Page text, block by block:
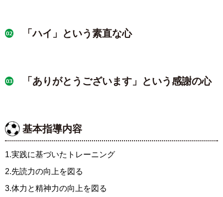
「ハイ」という素直な心
「ありがとうございます」という感謝の心
基本指導内容
1.実践に基づいたトレーニング
2.先読力の向上を図る
3.体力と精神力の向上を図る